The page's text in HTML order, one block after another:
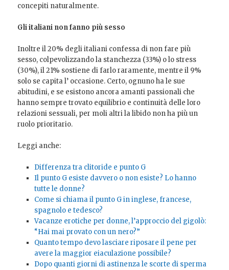
concepiti naturalmente.
Gli italiani non fanno più sesso
Inoltre il 20% degli italiani confessa di non fare più
sesso, colpevolizzando la stanchezza (33%) o lo stress
(30%), il 21% sostiene di farlo raramente, mentre il 9%
solo se capita l’ occasione. Certo, ognuno ha le sue
abitudini, e se esistono ancora amanti passionali che
hanno sempre trovato equilibrio e continuità delle loro
relazioni sessuali, per moli altri la libido non ha più un
ruolo prioritario.
Leggi anche:
Differenza tra clitoride e punto G
Il punto G esiste davvero o non esiste? Lo hanno
tutte le donne?
Come si chiama il punto G in inglese, francese,
spagnolo e tedesco?
Vacanze erotiche per donne, l’approccio del gigolò:
“Hai mai provato con un nero?”
Quanto tempo devo lasciare riposare il pene per
avere la maggior eiaculazione possibile?
Dopo quanti giorni di astinenza le scorte di sperma